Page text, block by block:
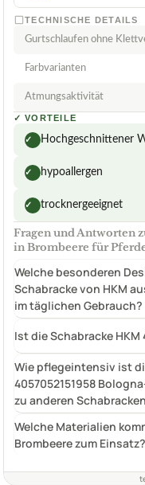
TECHNISCHE DETAILS
Gurtschlaufen ohne
Farbvarianten
Atmungsaktivität
✓ VORTEILE
✓ Hochgeschnittener
✓ hypoallergen
✓ trocknergeeignet
Fragen und Antworten
in Brombeere für
Welche besonderen
Schabracke von HKM
im täglichen Gebrauch?
Ist die Schabracke
Wie pflegeintensiv ist
4057052151958
zu anderen
Welche Materialien
Brombeere zum Einsatz?